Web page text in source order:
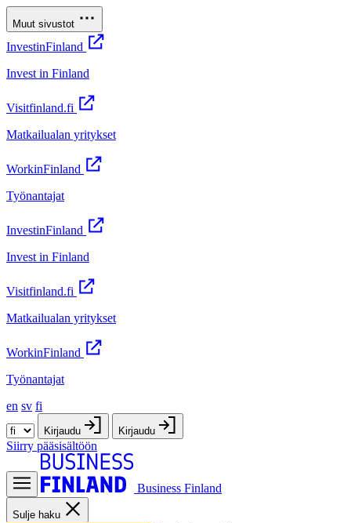
Muut sivustot
InvestinFinland
Invest in Finland
Visitfinland.fi
Matkailualan yritykset
WorkinFinland
Työnantajat
InvestinFinland
Invest in Finland
Visitfinland.fi
Matkailualan yritykset
WorkinFinland
Työnantajat
en sv fi
Kirjaudu Kirjaudu
Siirry pääsisältöön
Business Finland
Sulje haku